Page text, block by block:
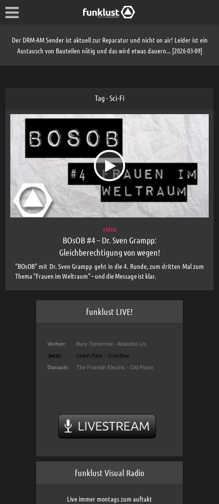
Der DRM-AM Sender ist aktuell zur Reparatur und nicht on air! Leider ist ein
Austausch von Bauteilen nötig und das wird etwas dauern... [2026-03-09]
Tag - Sci-Fi
video
BOsOB #4 – Dr. Sven Grampp:
Gleichberechtigung von wegen!
"BOsOB" mit Dr. Sven Grampp geht in die 4. Runde, zum dritten Mal zum
Thema "Frauen im Weltraum" – und die Message ist klar.
funklust LIVE!
funklust Visual Radio
Live immer montags zum auftakt